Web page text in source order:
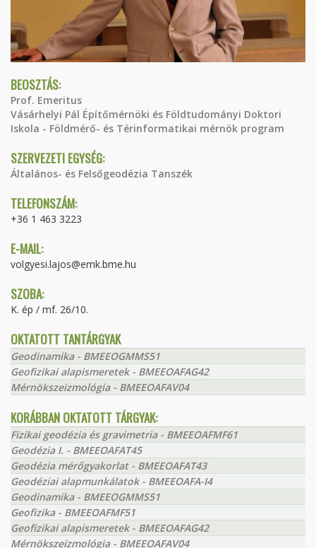
BEOSZTÁS:
Prof. Emeritus
Vásárhelyi Pál Építőmérnöki és Földtudományi Doktori
Iskola - Földmérő- és Térinformatikai mérnök program
SZERVEZETI EGYSÉG:
Általános- és Felsőgeodézia Tanszék
TELEFONSZÁM:
+36 1 463 3223
E-MAIL:
volgyesi.lajos@emk.bme.hu
SZOBA:
K. ép / mf. 26/10.
OKTATOTT TANTÁRGYAK
Geodinamika - BMEEOGMMS51
Geofizikai alapismeretek - BMEEOAFAG42
Mérnökszeizmológia - BMEEOAFAV04
KORÁBBAN OKTATOTT TÁRGYAK:
Fizikai geodézia és gravimetria - BMEEOAFMF61
Geodézia I. - BMEEOAFAT45
Geodézia mérőgyakorlat - BMEEOAFAT43
Geodéziai alapmunkálatok - BMEEOAFA-I4
Geodinamika - BMEEOGMMS51
Geofizika - BMEEOAFMF51
Geofizikai alapismeretek - BMEEOAFAG42
Mérnökszeizmológia - BMEEOAFAV04